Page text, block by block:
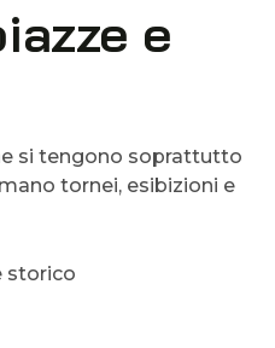
e
si tengono soprattutto
tornei, esibizioni e
storico